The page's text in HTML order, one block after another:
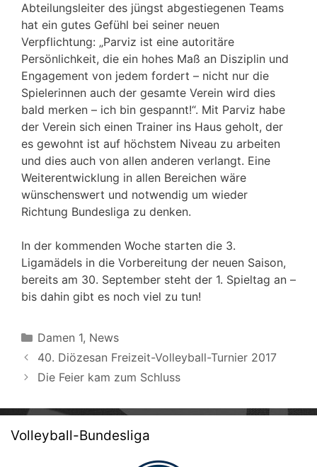
Abteilungsleiter des jüngst abgestiegenen Teams
hat ein gutes Gefühl bei seiner neuen
Verpflichtung: „Parviz ist eine autoritäre
Persönlichkeit, die ein hohes Maß an Disziplin und
Engagement von jedem fordert – nicht nur die
Spielerinnen auch der gesamte Verein wird dies
bald merken – ich bin gespannt!“. Mit Parviz habe
der Verein sich einen Trainer ins Haus geholt, der
es gewohnt ist auf höchstem Niveau zu arbeiten
und dies auch von allen anderen verlangt. Eine
Weiterentwicklung in allen Bereichen wäre
wünschenswert und notwendig um wieder
Richtung Bundesliga zu denken.
In der kommenden Woche starten die 3.
Ligamädels in die Vorbereitung der neuen Saison,
bereits am 30. September steht der 1. Spieltag an –
bis dahin gibt es noch viel zu tun!
Kategorien
Damen 1, News
Beitrags-
Navigation
40. Diözesan Freizeit-Volleyball-Turnier 2017
Die Feier kam zum Schluss
Volleyball-Bundesliga